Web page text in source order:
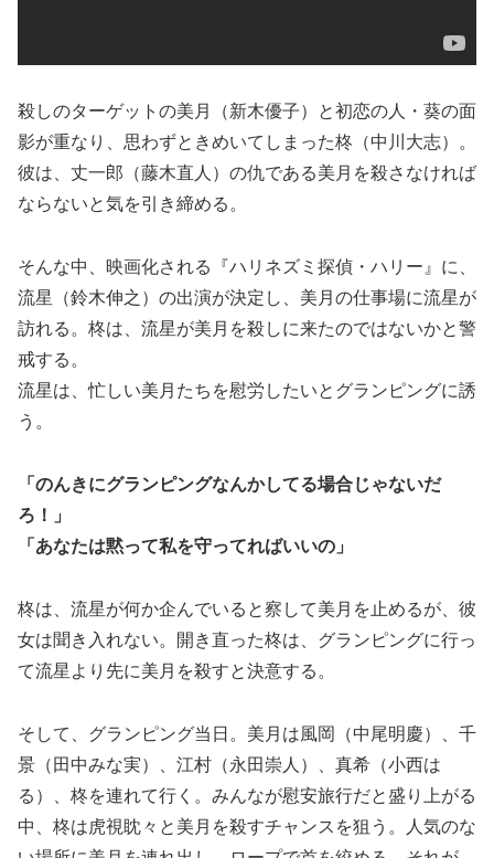
殺しのターゲットの美月（新木優子）と初恋の人・葵の面
影が重なり、思わずときめいてしまった柊（中川大志）。
彼は、丈一郎（藤木直人）の仇である美月を殺さなければ
ならないと気を引き締める。
そんな中、映画化される『ハリネズミ探偵・ハリー』に、
流星（鈴木伸之）の出演が決定し、美月の仕事場に流星が
訪れる。柊は、流星が美月を殺しに来たのではないかと警
戒する。
流星は、忙しい美月たちを慰労したいとグランピングに誘
う。
「のんきにグランピングなんかしてる場合じゃないだ
ろ！」
「あなたは黙って私を守ってればいいの」
柊は、流星が何か企んでいると察して美月を止めるが、彼
女は聞き入れない。開き直った柊は、グランピングに行っ
て流星より先に美月を殺すと決意する。
そして、グランピング当日。美月は風岡（中尾明慶）、千
景（田中みな実）、江村（永田崇人）、真希（小西は
る）、柊を連れて行く。みんなが慰安旅行だと盛り上がる
中、柊は虎視眈々と美月を殺すチャンスを狙う。人気のな